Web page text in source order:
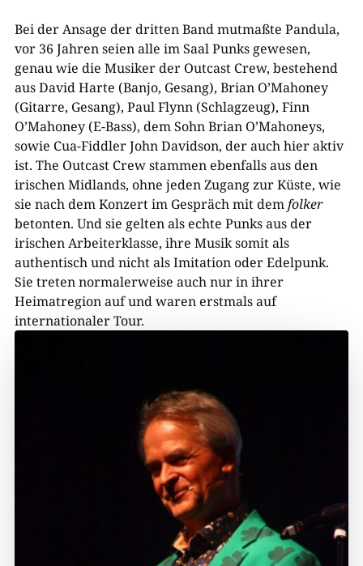
Bei der Ansage der dritten Band mutmaßte Pandula,
vor 36 Jahren seien alle im Saal Punks gewesen,
genau wie die Musiker der Outcast Crew, bestehend
aus David Harte (Banjo, Gesang), Brian O’Mahoney
(Gitarre, Gesang), Paul Flynn (Schlagzeug), Finn
O’Mahoney (E-Bass), dem Sohn Brian O’Mahoneys,
sowie Cua-Fiddler John Davidson, der auch hier aktiv
ist. The Outcast Crew stammen ebenfalls aus den
irischen Midlands, ohne jeden Zugang zur Küste, wie
sie nach dem Konzert im Gespräch mit demfolker
betonten. Und sie gelten als echte Punks aus der
irischen Arbeiterklasse, ihre Musik somit als
authentisch und nicht als Imitation oder Edelpunk.
Sie treten normalerweise auch nur in ihrer
Heimatregion auf und waren erstmals auf
internationaler Tour.